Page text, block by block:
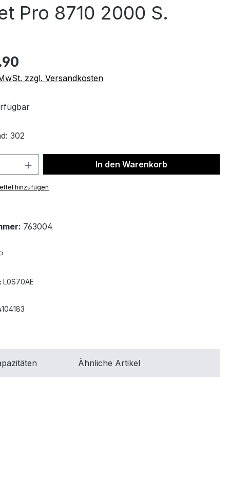
Pro 8710 2000 S.
zzgl. Versandkosten
302
Anzahl: Gib den gewünschten Wert
In den Warenkorb
hinzufügen
763004
L0S70AE
Ähnliche Artikel